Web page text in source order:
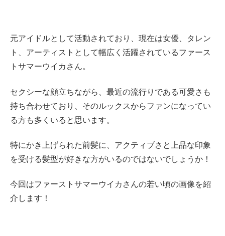
元アイドルとして活動されており、現在は女優、タレン
ト、アーティストとして幅広く活躍されているファース
トサマーウイカさん。
セクシーな顔立ちながら、最近の流行りである可愛さも
持ち合わせており、そのルックスからファンになってい
る方も多くいると思います。
特にかき上げられた前髪に、アクティブさと上品な印象
を受ける髪型が好きな方がいるのではないでしょうか！
今回はファーストサマーウイカさんの若い頃の画像を紹
介します！